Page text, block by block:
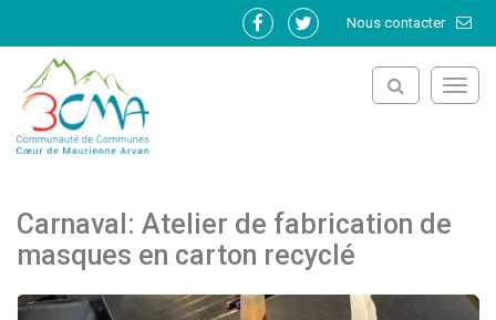
Nous contacter
Lien
Lien
Carnaval: Atelier de fabrication de
masques en carton recyclé